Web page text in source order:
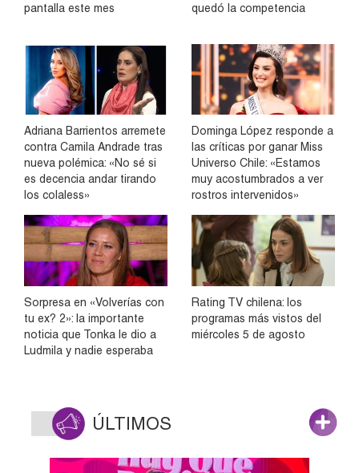
pantalla este mes
quedó la competencia
Adriana Barrientos arremete
contra Camila Andrade tras
nueva polémica: «No sé si
es decencia andar tirando
los colaless»
Dominga López responde a
las críticas por ganar Miss
Universo Chile: «Estamos
muy acostumbrados a ver
rostros intervenidos»
Sorpresa en «Volverías con
tu ex? 2»: la importante
noticia que Tonka le dio a
Ludmila y nadie esperaba
Rating TV chilena: los
programas más vistos del
miércoles 5 de agosto
ÚLTIMOS